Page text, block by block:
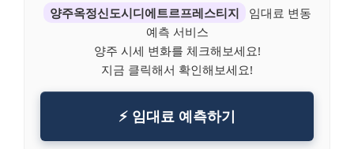
양주옥정신도시디에트르프레스티지
임대료 변동
예측 서비스
양주 시세 변화를 체크해보세요!
지금 클릭해서 확인해보세요!
⚡ 임대료 예측하기